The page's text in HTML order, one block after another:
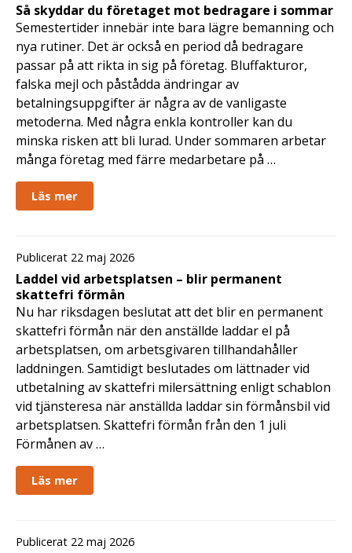
Så skyddar du företaget mot bedragare i sommar
Semestertider innebär inte bara lägre bemanning och
nya rutiner. Det är också en period då bedragare
passar på att rikta in sig på företag. Bluffakturor,
falska mejl och påstådda ändringar av
betalningsuppgifter är några av de vanligaste
metoderna. Med några enkla kontroller kan du
minska risken att bli lurad. Under sommaren arbetar
många företag med färre medarbetare på …
Läs mer
Publicerat 22 maj 2026
Laddel vid arbetsplatsen – blir permanent
skattefri förmån
Nu har riksdagen beslutat att det blir en permanent
skattefri förmån när den anställde laddar el på
arbetsplatsen, om arbetsgivaren tillhandahåller
laddningen. Samtidigt beslutades om lättnader vid
utbetalning av skattefri milersättning enligt schablon
vid tjänsteresa när anställda laddar sin förmånsbil vid
arbetsplatsen. Skattefri förmån från den 1 juli
Förmånen av …
Läs mer
Publicerat 22 maj 2026